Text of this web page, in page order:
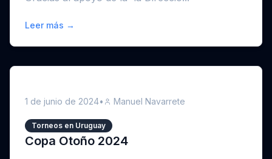
Leer más →
1 de junio de 2024• Manuel Navarrete
Torneos en Uruguay
Copa Otoño 2024